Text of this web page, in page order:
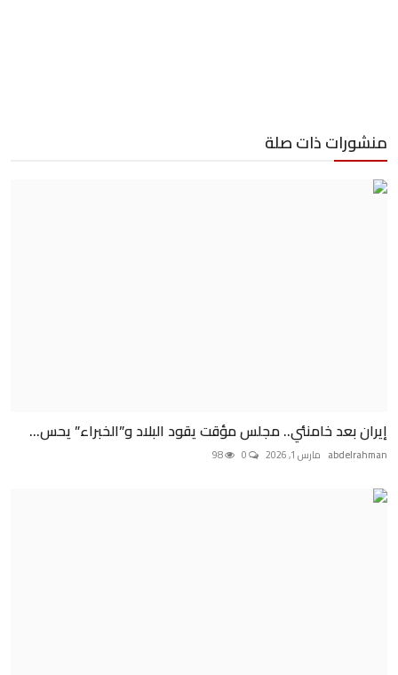
منشورات ذات صلة
إيران بعد خامنئي.. مجلس مؤقت يقود البلاد و”الخبراء” يحس...
abdelrahman مارس 1, 2026